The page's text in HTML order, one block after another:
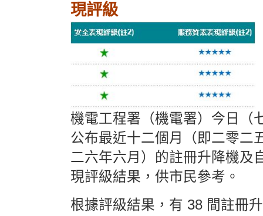
現評級
機電工程署（機電署）今日（
公布最近十二個月（即二零二
二六年六月）的註冊升降機及
現評級結果，供市民參考。
根據評級結果，有 38 間註冊